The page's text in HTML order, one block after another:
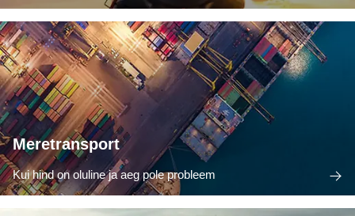
Meretransport
Kui hind on oluline ja aeg pole probleem